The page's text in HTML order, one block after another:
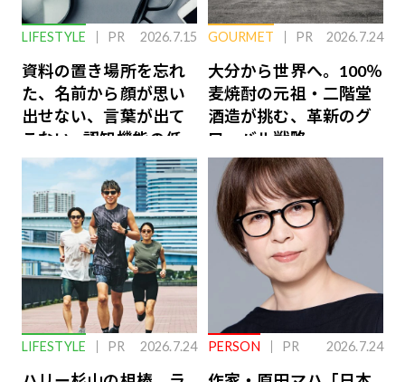
LIFESTYLE PR 2026.7.15
資料の置き場所を忘れ
た、名前から顔が思い
出せない、言葉が出て
こない…認知機能の低
下を救う、脳のインナ
ーケアとは
GOURMET PR 2026.7.24
大分から世界へ。100％
麦焼酎の元祖・二階堂
酒造が挑む、革新のグ
ローバル戦略
LIFESTYLE PR 2026.7.24 PERSON PR 2026.7.24